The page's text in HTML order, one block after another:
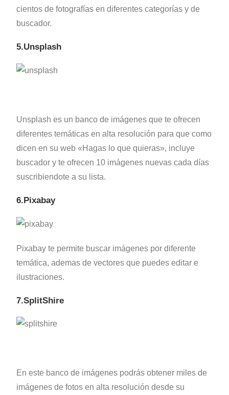
cientos de fotografías en diferentes categorías y de
buscador.
5.Unsplash
Unsplash es un banco de imágenes que te ofrecen
diferentes temáticas en alta resolución para que como
dicen en su web «Hagas lo que quieras», incluye
buscador y te ofrecen 10 imágenes nuevas cada días
suscribiendote a su lista.
6.Pixabay
Pixabay te permite buscar imágenes por diferente
temática, ademas de vectores que puedes editar e
ilustraciones.
7.SplitShire
En este banco de imágenes podrás obtener miles de
imágenes de fotos en alta resolución desde su